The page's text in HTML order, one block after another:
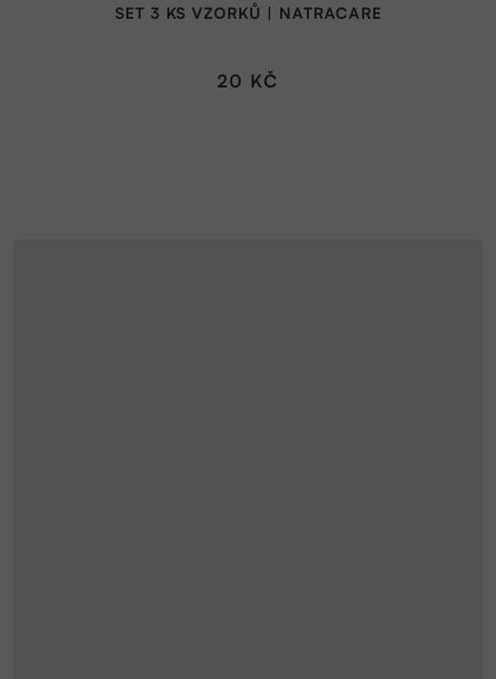
SET 3 KS VZORKŮ | NATRACARE
20 KČ